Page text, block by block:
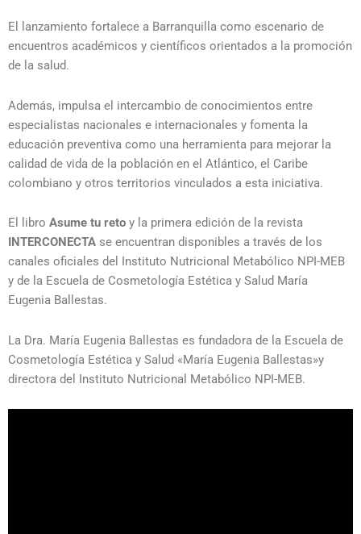
El lanzamiento fortalece a Barranquilla como escenario de
encuentros académicos y científicos orientados a la promoción
de la salud.
Además, impulsa el intercambio de conocimientos entre
especialistas nacionales e internacionales y fomenta la
educación preventiva como una herramienta para mejorar la
calidad de vida de la población en el Atlántico, el Caribe
colombiano y otros territorios vinculados a esta iniciativa.
El libro Asume tu reto y la primera edición de la revista
INTERCONECTA se encuentran disponibles a través de los
canales oficiales del Instituto Nutricional Metabólico NPI-MEB
y de la Escuela de Cosmetología Estética y Salud María
Eugenia Ballestas.
La Dra. María Eugenia Ballestas es fundadora de la Escuela de
Cosmetología Estética y Salud «María Eugenia Ballestas»y
directora del Instituto Nutricional Metabólico NPI-MEB.